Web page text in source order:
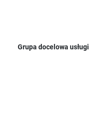
Grupa docelowa usługi